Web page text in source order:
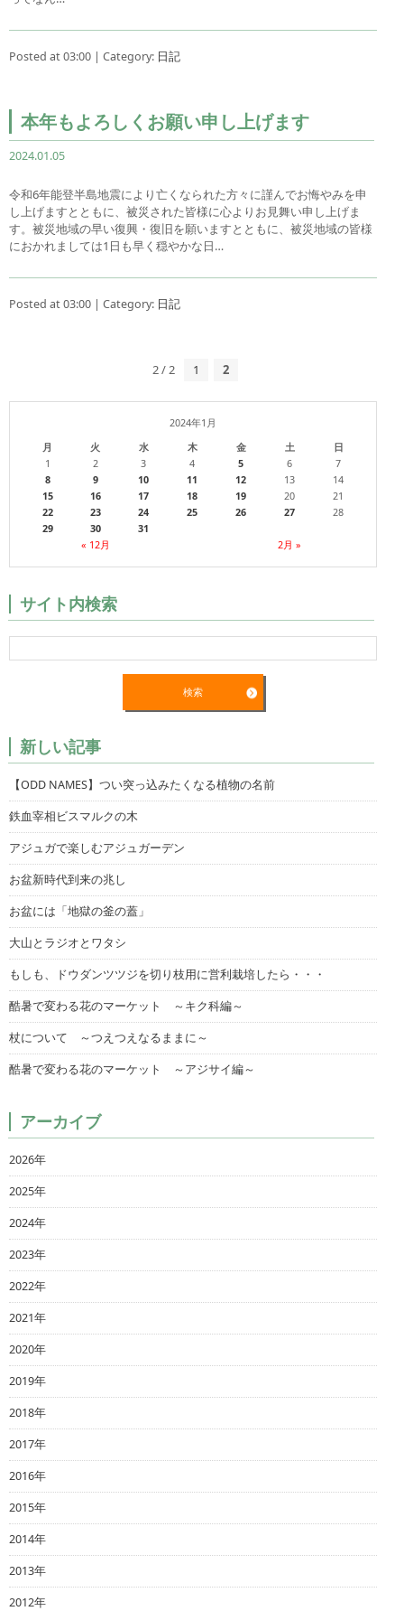
Posted at 03:00 | Category: 日記
本年もよろしくお願い申し上げます
2024.01.05
令和6年能登半島地震により亡くなられた方々に謹んでお悔やみを申
し上げますとともに、被災された皆様に心よりお見舞い申し上げま
す。被災地域の早い復興・復旧を願いますとともに、被災地域の皆様
におかれましては1日も早く穏やかな日…
Posted at 03:00 | Category: 日記
2 / 2 1 2
2024年1月
月
火 水 木 金 土 日
« 12月 2月 »
1 2 3 4 5 6
7
8
9 10 11 12 13
14
15
16 17 18 19 20
21
22
23 24 25 26 27
28
29
30 31
サイト内検索
新しい記事
【ODD NAMES】つい突っ込みたくなる植物の名前
鉄血宰相ビスマルクの木
アジュガで楽しむアジュガーデン
お盆新時代到来の兆し
お盆には「地獄の釜の蓋」
大山とラジオとワタシ
もしも、ドウダンツツジを切り枝用に営利栽培したら・・・
酷暑で変わる花のマーケット ～キク科編～
杖について ～つえつえなるままに～
酷暑で変わる花のマーケット ～アジサイ編～
アーカイブ
2026年
2025年
2024年
2023年
2022年
2021年
2020年
2019年
2018年
2017年
2016年
2015年
2014年
2013年
2012年